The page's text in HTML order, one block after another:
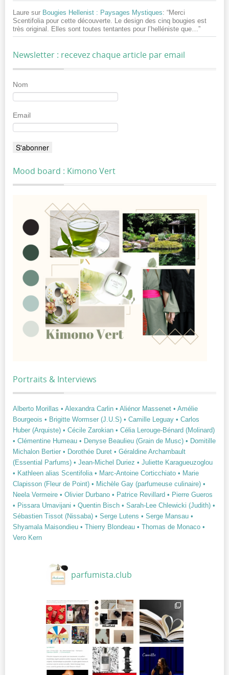
Laure sur Bougies Hellenist : Paysages Mystiques: “Merci
Scentifolia pour cette découverte. Le design des cinq bougies est
très original. Elles sont toutes tentantes pour l’helléniste que…”
Newsletter : recevez chaque article par email
Nom
Email
Mood board : Kimono Vert
Portraits & Interviews
Alberto Morillas • Alexandra Carlin • Aliénor Massenet • Amélie
Bourgeois • Brigitte Wormser (J.U.S) • Camille Leguay • Carlos
Huber (Arquiste) • Cécile Zarokian • Célia Lerouge-Bénard (Molinard)
• Clémentine Humeau • Denyse Beaulieu (Grain de Musc) • Domitille
Michalon Bertier • Dorothée Duret • Géraldine Archambault
(Essential Parfums) • Jean-Michel Duriez • Juliette Karagueuzoglou
• Kathleen alias Scentifolia • Marc-Antoine Corticchiato • Marie
Clapisson (Fleur de Point) • Michèle Gay (parfumeuse culinaire) •
Neela Vermeire • Olivier Durbano • Patrice Revillard • Pierre Gueros
• Pissara Umavijani • Quentin Bisch • Sarah-Lee Chlewicki (Judith) •
Sébastien Tissot (Nissaba) • Serge Lutens • Serge Mansau •
Shyamala Maisondieu • Thierry Blondeau • Thomas de Monaco •
Vero Kern
parfumista.club